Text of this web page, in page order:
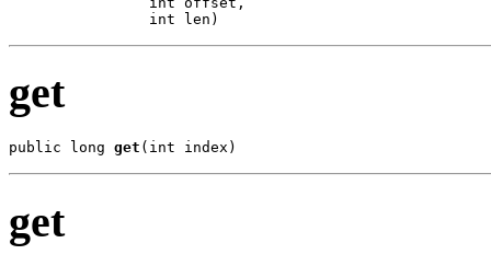
                int len)
get
public long get (int index)
get